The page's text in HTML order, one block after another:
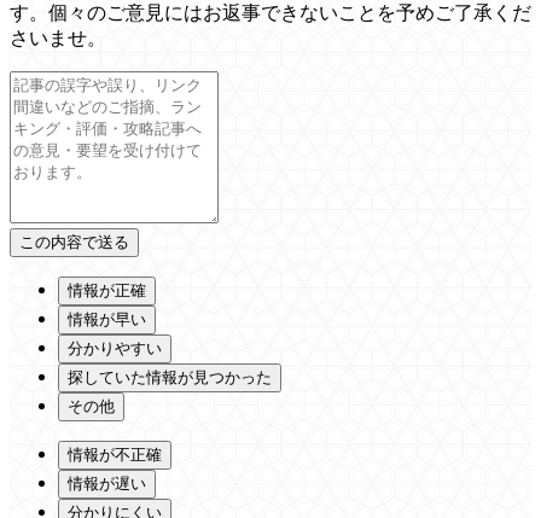
す。個々のご意見にはお返事できないことを予めご了承くだ
さいませ。
情報が正確
情報が早い
分かりやすい
探していた情報が見つかった
その他
情報が不正確
情報が遅い
分かりにくい